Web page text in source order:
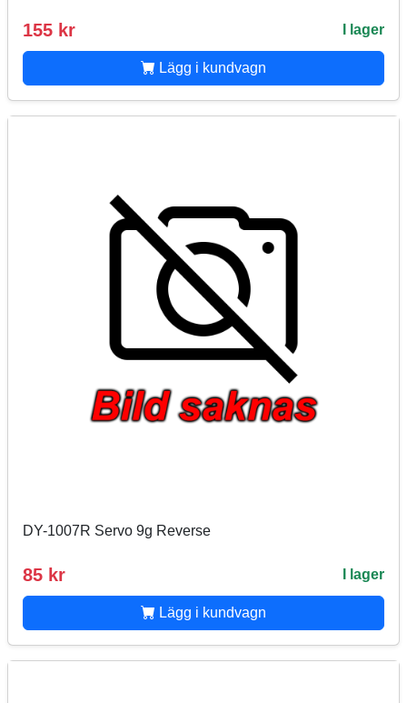
155 kr I lager
Lägg i kundvagn
DY-1007R Servo 9g Reverse
85 kr I lager
Lägg i kundvagn